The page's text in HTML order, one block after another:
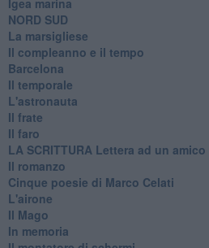
​NORD SUD
La marsigliese
Il compleanno e il tempo
Barcelona
Il temporale
L'astronauta
Il frate
Il faro
​LA SCRITTURA Lettera ad un amico
Il romanzo
Cinque poesie di Marco Celati
L'airone
Il Mago
In memoria